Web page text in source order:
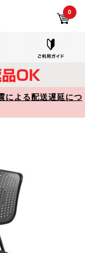
0
による配送遅延につ